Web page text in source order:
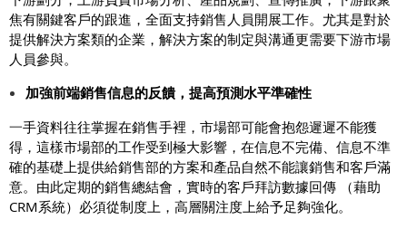
焦有關鍵客戶的跟進，全面支持銷售人員開展工作。尤其是對於
提供解決方案類的企業，解決方案的制定與溝通更需要下游市場
人員參與。
加強前端銷售信息的反饋，提高預測水平準確性
一手資料往往掌握在銷售手裡，市場部可能會抱怨遲遲不能獲
得，這樣市場部的工作受到極大影響，在信息不完備、信息不準
確的基礎上提供給銷售部的方案和產品自然不能讓銷售和客戶滿
意。由此定期的銷售總結會，實時的客戶拜訪數據回傳 （藉助
CRM系統）必須從制度上，高層關注度上給予足夠強化。